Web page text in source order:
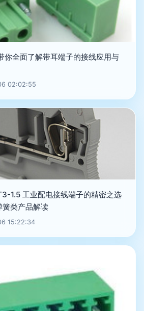
你全面了解带耳端子的接线应用与
02:02:55
1.5 工业配电接线端子的精密之选
类产品解读
15:22:34